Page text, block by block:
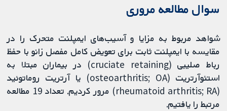
سوال مطالعه مروری
شواهد مربوط به مزایا و آسیب‌های ایمپلنت متحرک را در
مقایسه با ایمپلنت ثابت برای تعویض کامل مفصل زانو با حفظ
رباط صلیبی (cruciate retaining) در بیماران مبتلا به
استئوآرتریت (osteoarthritis; OA) یا آرتریت روماتوئید
(rheumatoid arthritis; RA) مرور کردیم. تعداد 19 مطالعه
مرتبط را یافتیم.